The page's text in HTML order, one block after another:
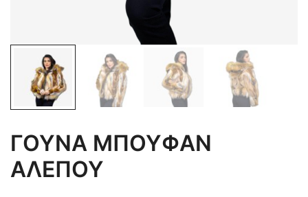
ΓΟΥΝΑ ΜΠΟΥΦΑΝ
ΑΛΕΠΟΥ